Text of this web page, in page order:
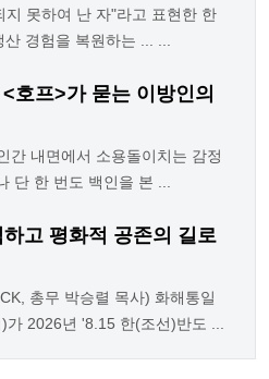
못하여 난 자"라고 표현한 한
경험을 복원하는 ... ...
호프>가 묻는 이방인의
간 내면에서 소용돌이치는 감정
단 한 번도 백인을 본 ...
고 평화적 공존의 길로
총무 박승렬 목사) 화해통일
가 2026년 '8.15 한(조선)반도 ...